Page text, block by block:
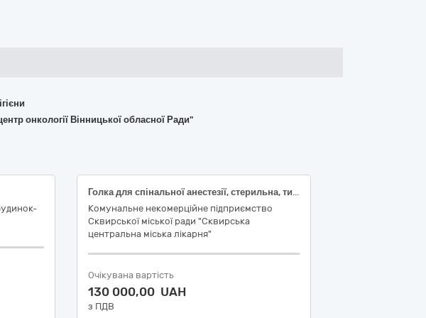
онкології Вінницької обласної Ради"
Голка для спінальної анестезії, стерильна, тип вістря голки Квінке, розмір 22G, довжина голки 40 мм, діаметр голки 0,7 мм, без провідникової голки, тип з`єднання Luer Lock; Шприц ін'єкційний, 3-х компонент., одноразовий, стерильний, 2 мл, одна голка в комплекті; Шприц ін'єкційний, 3-х компонент., одноразовий, стерильний, 5 мл, одна голка в комплекті; Шприц ін'єкційний, 3-х компонент., одноразовий, стерильний, 10 мл, одна голка в комплекті; Шприц ін'єкційний, 3-х компонент., одноразовий, стерильний, 20мл, одна голка в комплекті; Система ПР (інфузійна), регулятор швидкості потоку, металева з’єднувальна голка, конектор Luer Loсk, ін'єкційна голка 21G
Комунальне некомерційне підприємство
Сквирської міської ради "Сквирська
центральна міська лікарня"
Очікувана вартість
130 000,00 UAH
з ПДВ